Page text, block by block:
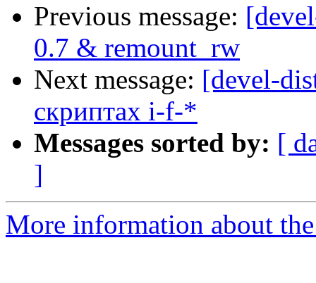
Previous message:
0.7 & remount_rw
Next message: [devel-
скриптах i-f-*
Messages sorted by: [
]
More information about